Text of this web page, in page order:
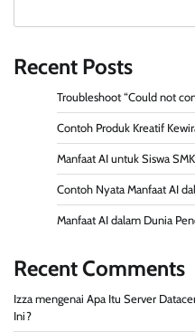
Recent Posts
Troubleshoot “Could not
Contoh Produk Kreatif
Manfaat AI untuk Siswa SMK
Contoh Nyata Manfaat AI
Manfaat AI dalam Dunia
Recent Comments
Izza mengenai Apa Itu Server
Ini?